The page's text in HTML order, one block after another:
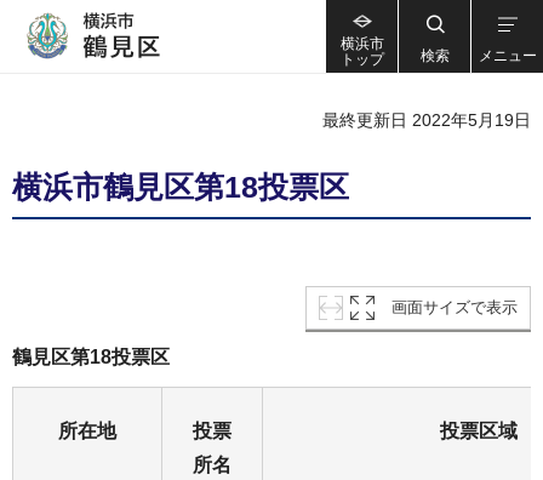
横浜市
トップ
検索 メニュー
最終更新日 2022年5月19日
横浜市鶴見区第18投票区
画面サイズで表示
鶴見区第18投票区
所在地
投票
所名
投票区域